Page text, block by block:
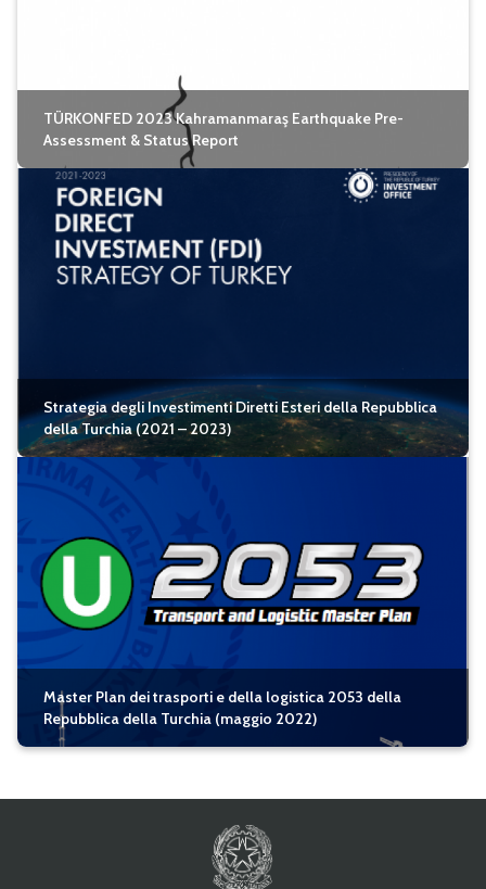
TÜRKONFED 2023 Kahramanmaraş Earthquake Pre-
Assessment & Status Report
Strategia degli Investimenti Diretti Esteri della Repubblica
della Turchia (2021 – 2023)
Master Plan dei trasporti e della logistica 2053 della
Repubblica della Turchia (maggio 2022)